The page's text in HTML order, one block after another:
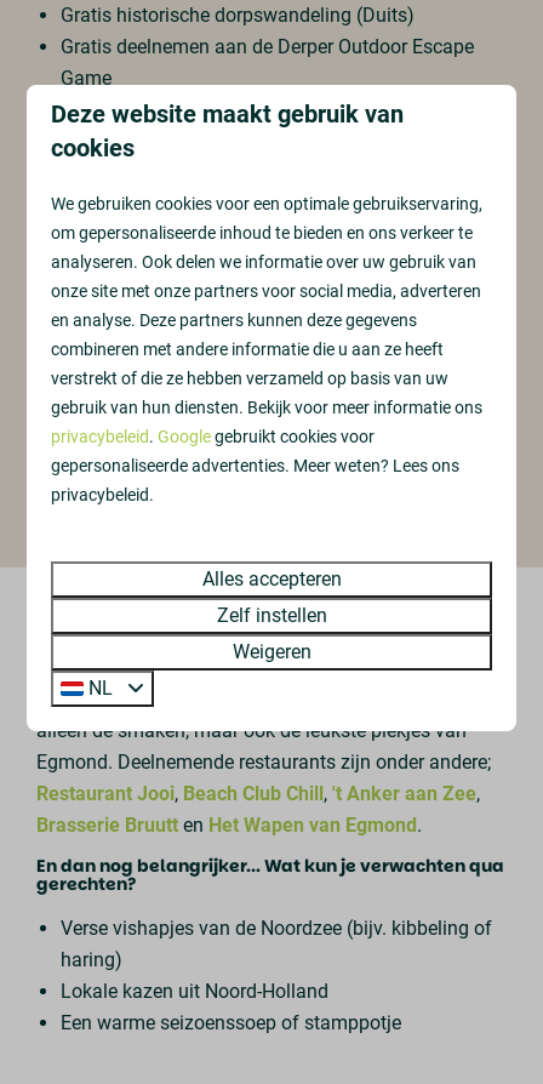
Gratis historische dorpswandeling (Duits)
Gratis deelnemen aan de Derper Outdoor Escape
Game
Duitse pubquiz (tegen meerprijs)
Culinaire amusetocht van lokale gerechten (tegen
Wat kun je verwachten?
Bij je startpunt ontvang je een routekaart met alle
deelnemende locaties en gerechtjes. Zo ontdek je niet
alleen de smaken, maar ook de leukste plekjes van
Egmond. Deelnemende restaurants zijn onder andere;
Restaurant Jooi, Beach Club Chill ,'t Anker aan Zee,
Brasserie Bruutt en Het Wapen van Egmond .
En dan nog belangrijker... Wat kun je verwachten qua
gerechten?
Verse vishapjes van de Noordzee (bijv. kibbeling of
haring)
Lokale kazen uit Noord-Holland
Een warme seizoenssoep of stamppotje
Deze website maakt gebruik van
cookies
We gebruiken cookies voor een optimale gebruikservaring,
om gepersonaliseerde inhoud te bieden en ons verkeer te
analyseren. Ook delen we informatie over uw gebruik van
onze site met onze partners voor social media, adverteren
en analyse. Deze partners kunnen deze gegevens
combineren met andere informatie die u aan ze heeft
verstrekt of die ze hebben verzameld op basis van uw
gebruik van hun diensten. Bekijk voor meer informatie ons
privacybeleid.Googlegebruikt cookies voor
gepersonaliseerde advertenties. Meer weten? Lees ons
privacybeleid.
Alles accepteren
Zelf instellen
Weigeren
NL